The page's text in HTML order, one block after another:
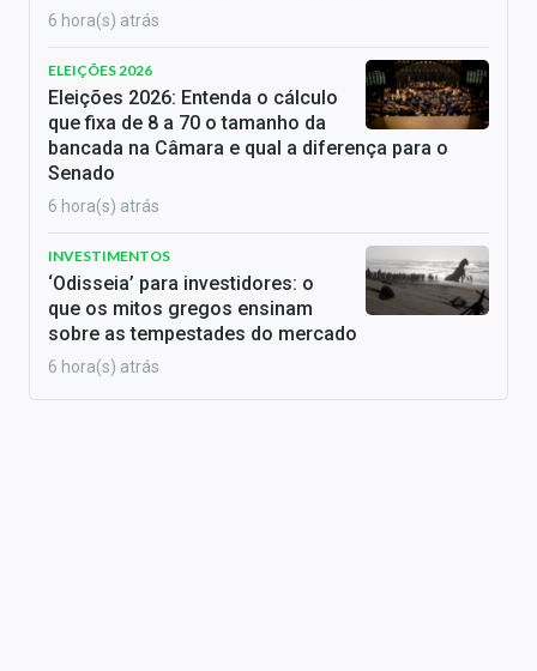
6 hora(s) atrás
ELEIÇÕES 2026
Eleições 2026: Entenda o cálculo
que fixa de 8 a 70 o tamanho da
bancada na Câmara e qual a diferença para o
Senado
6 hora(s) atrás
INVESTIMENTOS
‘Odisseia’ para investidores: o
que os mitos gregos ensinam
sobre as tempestades do mercado
6 hora(s) atrás